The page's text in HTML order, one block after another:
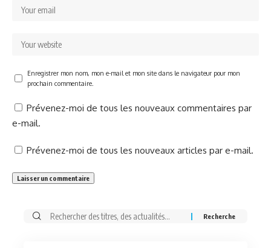
Enregistrer mon nom, mon e-mail et mon site dans le navigateur pour mon
prochain commentaire.
Prévenez-moi de tous les nouveaux commentaires par
e-mail.
Prévenez-moi de tous les nouveaux articles par e-mail.
Rechercher: